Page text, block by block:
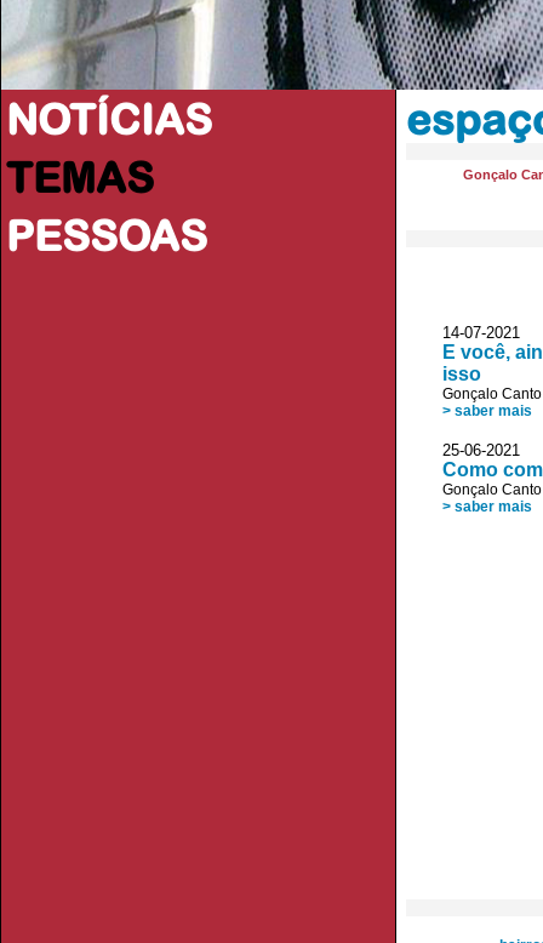
NOTÍCIAS
TEMAS
PESSOAS
Gonçalo
14-07-
E você,
isso
Gonçalo
> saber mais
25-06-2021
Como
Gonçalo
> saber mais